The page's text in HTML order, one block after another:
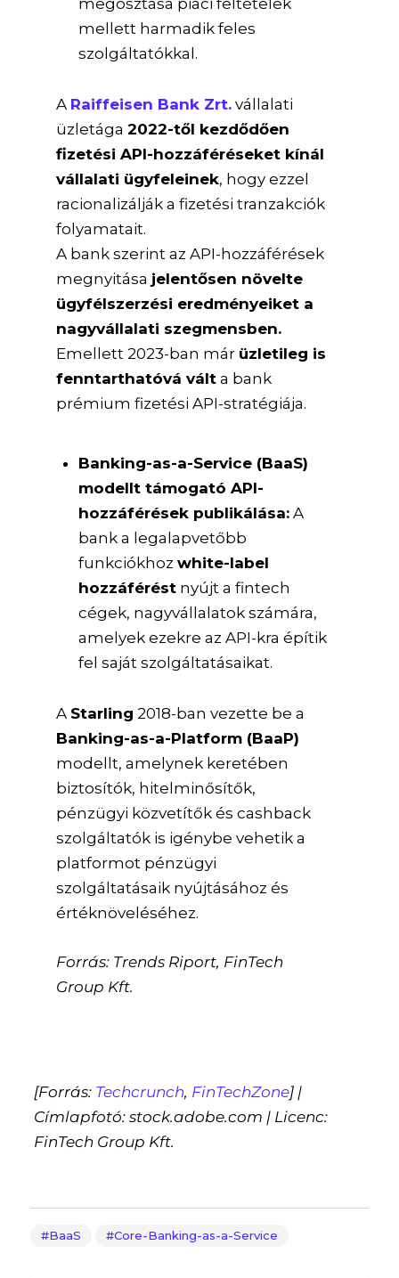
megosztása piaci feltételek
mellett harmadik feles
szolgáltatókkal.
A Raiffeisen Bank Zrt. vállalati
üzletága2022-től kezdődően
fizetési API-hozzáféréseket kínál
vállalati ügyfeleinek, hogy ezzel
racionalizálják a fizetési tranzakciók
folyamatait.
A bank szerint az API-hozzáférések
megnyitása jelentősen növelte
ügyfélszerzési eredményeiket a
nagyvállalati szegmensben.
Emellett 2023-ban már üzletileg is
fenntarthatóvá vált a bank
prémium fizetési API-stratégiája.
Banking-as-a-Service (BaaS)
modellt támogató API-
hozzáférések publikálása: A
bank a legalapvetőbb
funkciókhozwhite-label
hozzáférést nyújt a fintech
cégek, nagyvállalatok számára,
amelyek ezekre az API-kra építik
fel saját szolgáltatásaikat.
A Starling 2018-ban vezette be a
Banking-as-a-Platform (BaaP)
modellt, amelynek keretében
biztosítók, hitelminősítők,
pénzügyi közvetítők és cashback
szolgáltatók is igénybe vehetik a
platformot pénzügyi
szolgáltatásaik nyújtásához és
értéknöveléséhez.
Forrás: Trends Riport, FinTech
Group Kft.
[Forrás: Techcrunch, FinTechZone] |
Címlapfotó: stock.adobe.com | Licenc:
FinTech Group Kft.
BaaS Core-Banking-as-a-Service